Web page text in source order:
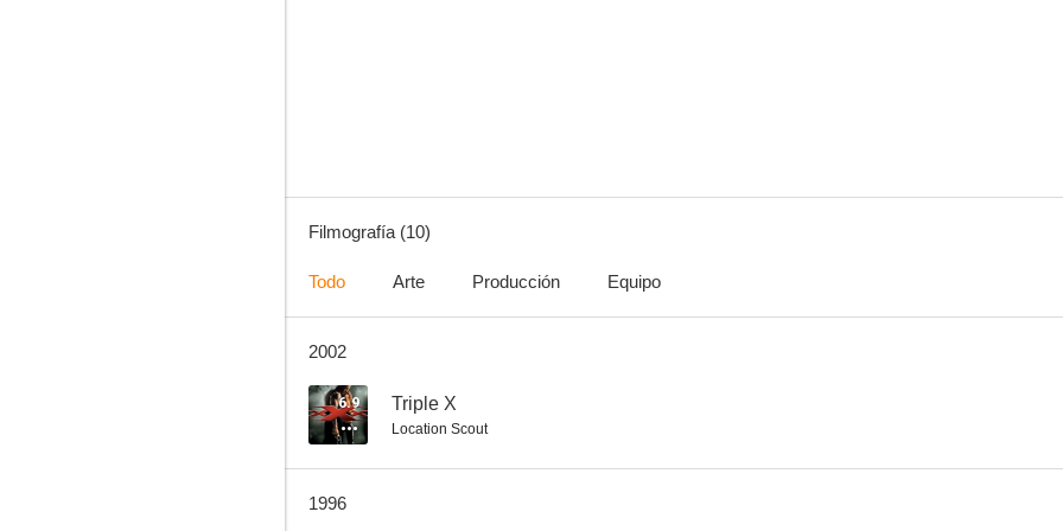
Filmografía (10)
Todo Arte Producción Equipo
2002
6.9 Triple X
Location Scout
1996